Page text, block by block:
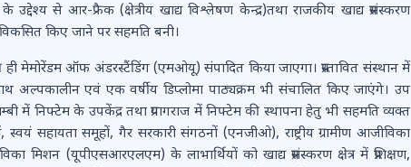
से आर-फ्रैक (क्षेत्रीय खाद्य विश्लेषण केन्द्र)तथा राजकीय खाद्य प्रसंस्करण
किए जाने पर सहमति बनी।
मेमोरेंडम ऑफ अंडरस्टैंडिंग (एमओयू) संपादित किया जाएगा। प्रस्तावित संस्थान में
अल्पकालीन एवं एक वर्षीय डिप्लोमा पाठ्यक्रम भी संचालित किए जाएंगे। उप
में निफ्टेम के उपकेंद्र तथा प्रयागराज में निफ्टेम की स्थापना हेतु भी सहमति व्यक्त
सहायता समूहों, गैर सरकारी संगठनों (एनजीओ), राष्ट्रीय ग्रामीण आजीविका
मिशन (यूपीएसआरएलएम) के लाभार्थियों को खाद्य प्रसंस्करण क्षेत्र में प्रशिक्षण,